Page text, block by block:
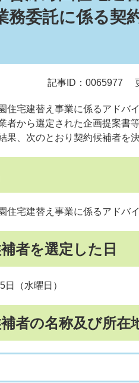
務委託に係る契
記事ID：0065977
住宅建替え事業に係るアドバ
者から選定された企画提案書
果、次のとおり契約候補者を
住宅建替え事業に係るアドバ
者を選定した日
（水曜日）
者の名称及び所在